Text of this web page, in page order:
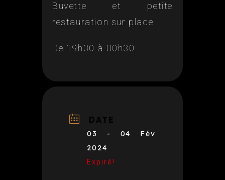
Buvette et petite
restauration sur place
De 19h30 à 00h30
DATE
03 - 04 Fév
2024
Expiré!